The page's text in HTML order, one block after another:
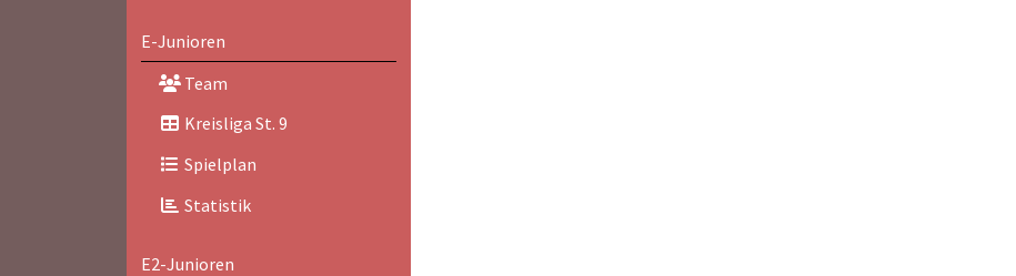
E-Junioren
Team
Kreisliga St. 9
Spielplan
Statistik
E2-Junioren